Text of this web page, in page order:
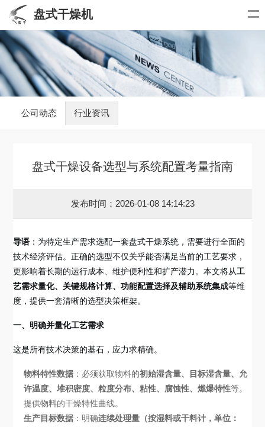
盘式干燥机
公司动态 行业资讯
盘式干燥设备选型与系统配置考量指南
发布时间：2026-01-08 14:14:23
导语：为特定生产需求选配一套盘式干燥系统，需要进行全面的
技术经济评估。正确的选型不仅关乎能否满足当前的工艺要求，
更影响着长期的运行成本、维护便利性和扩产潜力。本文将从工
艺需求量化、关键规格计算、功能配置选择及辅助系统集成等维
度，提供一套清晰的选型决策框架。
一、明确并量化工艺需求
这是所有技术决策的基石，应力求精确。
物料特性数据 ：必须获取物料的初始湿含量、目标湿含量、允
许温度、堆积密度、粒度分布、粘性、腐蚀性、燃爆特性等。
提供物料的干燥特性曲线。
生产目标数据 ：明确连续处理量（按湿料或干料计，单位：